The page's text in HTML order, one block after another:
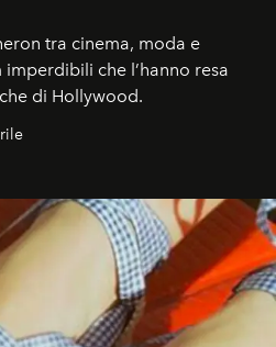
tra cinema, moda e
che l’hanno resa
di Hollywood.